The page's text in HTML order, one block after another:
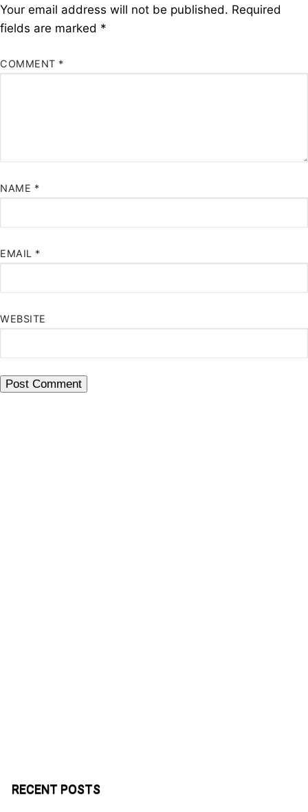
Your email address will not be published. Required
fields are marked *
COMMENT *
NAME *
EMAIL *
WEBSITE
RECENT POSTS